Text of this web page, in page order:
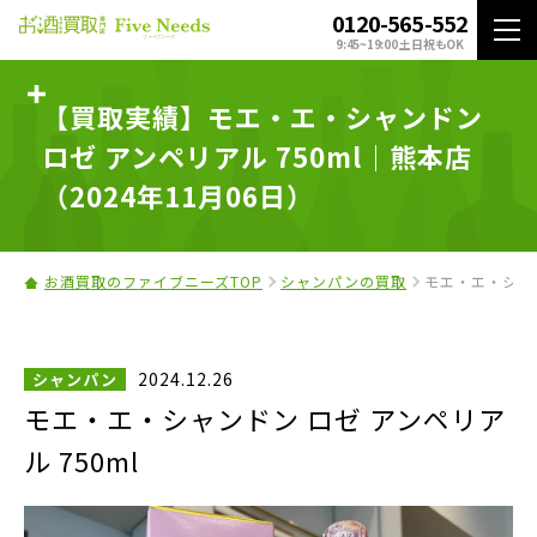
0120-565-552
9:45~19:00 土日祝もOK
【買取実績】モエ・エ・シャンドン
ロゼ アンペリアル 750ml｜熊本店
（2024年11月06日）
お酒買取のファイブニーズTOP シャンパンの買取 モエ・エ・シ
シャンパン 2024.12.26
モエ・エ・シャンドン ロゼ アンペリア
ル 750ml